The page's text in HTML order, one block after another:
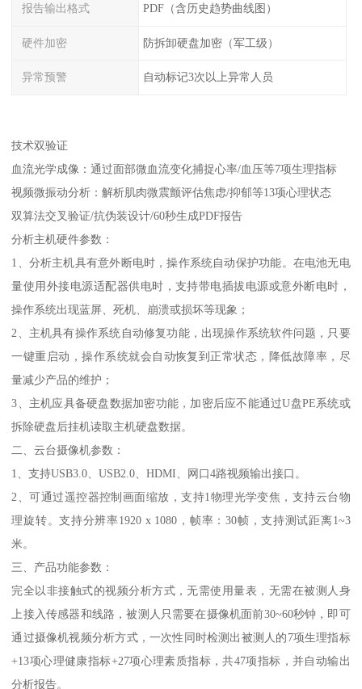
报告输出格式 PDF（含历史趋势曲线图）
硬件加密 防拆卸硬盘加密（军工级）
异常预警 自动标记3次以上异常人员
技术双验证
血流光学成像：通过面部微血流变化捕捉心率/血压等7项生理指标
视频微振动分析：解析肌肉微震颤评估焦虑/抑郁等13项心理状态
双算法交叉验证/抗伪装设计/60秒生成PDF报告
分析主机硬件参数：
1、分析主机具有意外断电时，操作系统自动保护功能。在电池无电
量使用外接电源适配器供电时，支持带电插拔电源或意外断电时，
操作系统出现蓝屏、死机、崩溃或损坏等现象；
2、主机具有操作系统自动修复功能，出现操作系统软件问题，只要
一键重启动，操作系统就会自动恢复到正常状态，降低故障率，尽
量减少产品的维护；
3、主机应具备硬盘数据加密功能，加密后应不能通过U盘PE系统或
拆除硬盘后挂机读取主机硬盘数据。
二、云台摄像机参数：
1、支持USB3.0、USB2.0、HDMI、网口4路视频输出接口。
2、可通过遥控器控制画面缩放，支持1物理光学变焦，支持云台物
理旋转。支持分辨率1920 x 1080，帧率：30帧，支持测试距离1~3
米。
三、产品功能参数：
完全以非接触式的视频分析方式，无需使用量表，无需在被测人身
上接入传感器和线路，被测人只需要在摄像机面前30~60秒钟，即可
通过摄像机视频分析方式，一次性同时检测出被测人的7项生理指标
+13项心理健康指标+27项心理素质指标，共47项指标，并自动输出
分析报告。